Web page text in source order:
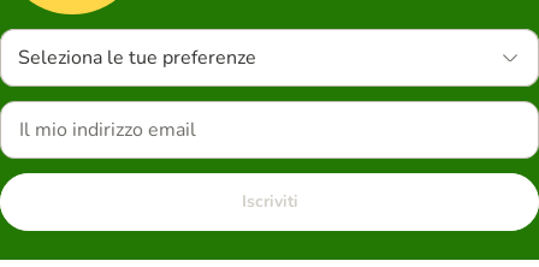
Seleziona le tue preferenze
Iscriviti